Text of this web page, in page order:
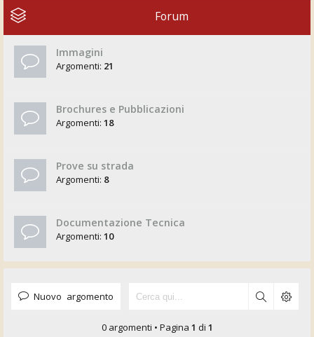
Forum
Immagini
Argomenti: 21
Brochures e Pubblicazioni
Argomenti: 18
Prove su strada
Argomenti: 8
Documentazione Tecnica
Argomenti: 10
Nuovo argomento
0 argomenti • Pagina 1 di 1